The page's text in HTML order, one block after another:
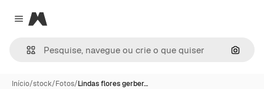
Close menu
Magnific
Início/stock/Fotos/Lindas flores gerber…